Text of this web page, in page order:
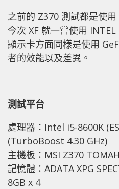
之前的 Z370 測試都是使
今次 XF 就一嘗使用
顯示卡方面同樣是使用
者的效能以及差異。
測試平台
處理器：Intel i5-8600K
(TurboBoost 4.30 GHz)
主機板：MSI Z370
記憶體：ADATA XPG
8GB x 4